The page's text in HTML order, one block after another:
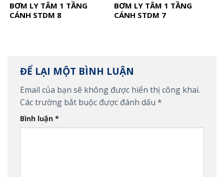
BƠM LY TÂM 1 TẦNG
CÁNH STDM 8
BƠM LY TÂM 1 TẦNG
CÁNH STDM 7
ĐỂ LẠI MỘT BÌNH LUẬN
Email của bạn sẽ không được hiển thị công khai.
Các trường bắt buộc được đánh dấu *
Bình luận *